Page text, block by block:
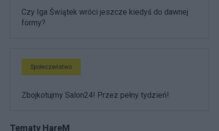
Czy Iga Świątek wróci jeszcze kiedyś do dawnej
formy?
Społeczeństwo
Zbojkotujmy Salon24! Przez pełny tydzień!
Tematy HareM